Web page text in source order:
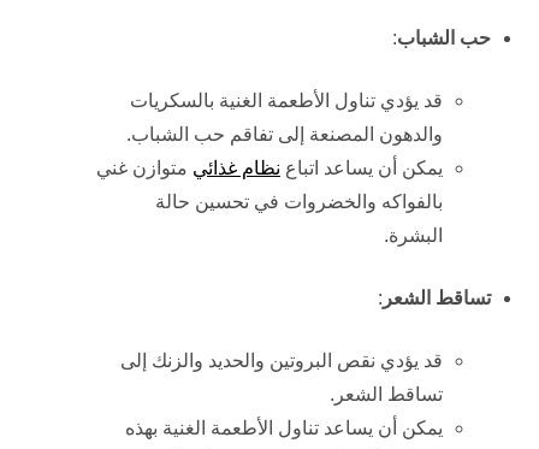
حب الشباب:
قد يؤدي تناول الأطعمة الغنية بالسكريات
والدهون المصنعة إلى تفاقم حب الشباب.
يمكن أن يساعد اتباع نظام غذائي متوازن غني
بالفواكه والخضروات في تحسين حالة
البشرة.
تساقط الشعر :
قد يؤدي نقص البروتين والحديد والزنك إلى
تساقط الشعر.
يمكن أن يساعد تناول الأطعمة الغنية بهذه